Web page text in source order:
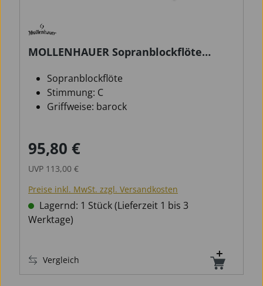
MOLLENHAUER Sopranblockflöte
Sopranblockflöte
Stimmung: C
Griffweise: barock
Verkaufspreis:
95,80 €
UVP 113,00 €
Preise inkl. MwSt. zzgl. Versandkosten
Lagernd: 1 Stück (Lieferzeit 1 bis 3
Werktage)
Vergleich